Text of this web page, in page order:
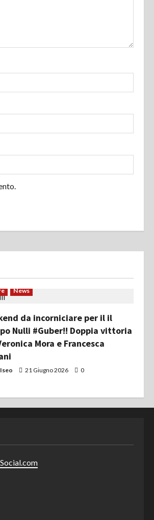
News
da incorniciare per il il
Nulli #Guber!! Doppia vittoria
Mora e Francesca
21 Giugno 2026 0